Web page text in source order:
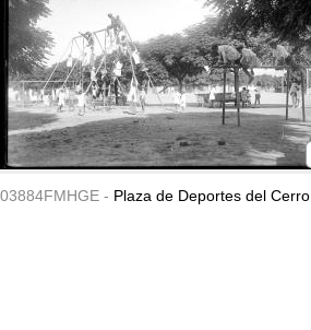
03884FMHGE - Plaza de Deportes del Cerro.